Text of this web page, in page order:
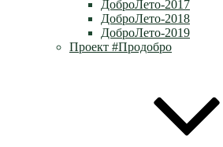
ДоброЛето-2017
ДоброЛето-2018
ДоброЛето-2019
Проект #Продобро